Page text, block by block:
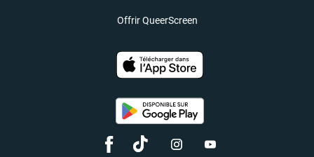
Offrir QueerScreen